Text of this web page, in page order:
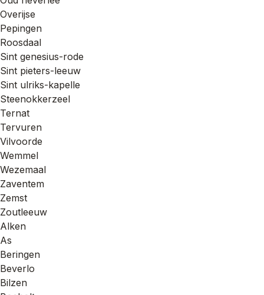
Overijse
Pepingen
Roosdaal
Sint genesius-rode
Sint pieters-leeuw
Sint ulriks-kapelle
Steenokkerzeel
Ternat
Tervuren
Vilvoorde
Wemmel
Wezemaal
Zaventem
Zemst
Zoutleeuw
Alken
As
Beringen
Beverlo
Bilzen